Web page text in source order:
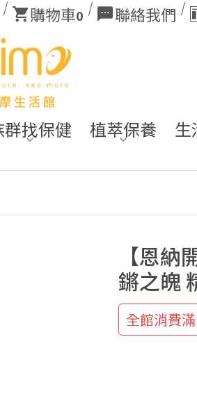
購物車0 聯絡我們
群找保健 植萃保養 生
【恩
鏘之魄
全館消費